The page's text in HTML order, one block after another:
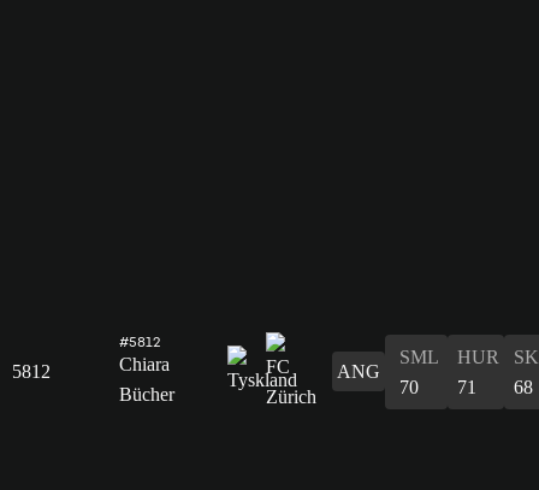
5812
#5812
Chiara
Bücher
ANG
SML
70
HUR
71
68